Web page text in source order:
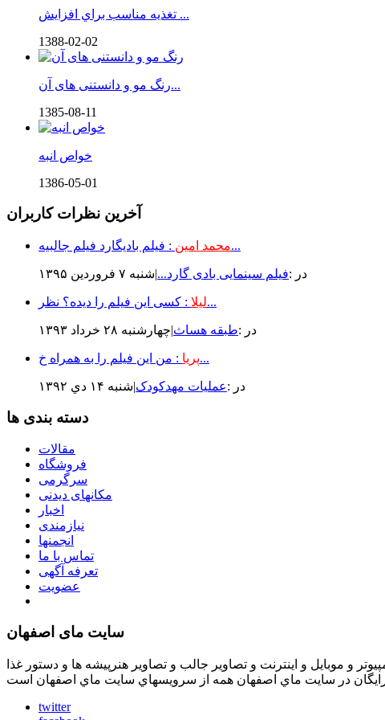
تغذيه مناسب براي افزايش ...
1388-02-02
رنگ مو و دانستنی های آن...
1385-08-11
خواص انبه
1386-05-01
آخرین نظرات کاربران
محمد امین: فیلم بادیگارد فیلم جالبیه...
در :فیلم سینمایی بادی گارد...|شنبه ۷ فروردين ۱۳۹۵
لیلا: کسی این فیلم را دیده؟ نظر...
در :طبقه هساث|چهارشنبه ۲۸ خرداد ۱۳۹۳
پریا: من این فیلم را به همراه خ...
در :عملیات مهدکودک|شنبه ۱۴ دي ۱۳۹۲
دسته بندی ها
مقالات
فروشگاه
سرگرمی
مکانهای دیدنی
اخبار
نیازمندی
انجمنها
تماس با ما
تعرفه آگهی
عضویت
سایت مای اصفهان
و موبايل و اينترنت و تصاوير جالب و تصاوير هنرپيشه ها و دستور غذا
در سايت ماي اصفهان همه از سرويسهاي سايت ماي اصفهان است
twitter